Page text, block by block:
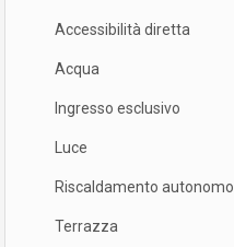
Accessibilità diretta
Acqua
Ingresso esclusivo
Luce
Riscaldamento autonomo
Terrazza